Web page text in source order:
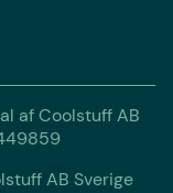
af Coolstuff AB
AB Sverige